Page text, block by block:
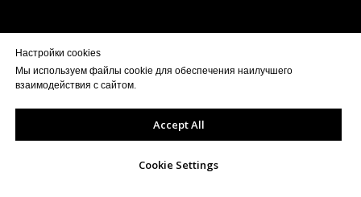
Настройки cookies
Мы используем файлы cookie для обеспечения наилучшего
взаимодействия с сайтом.
Accept All
Cookie Settings